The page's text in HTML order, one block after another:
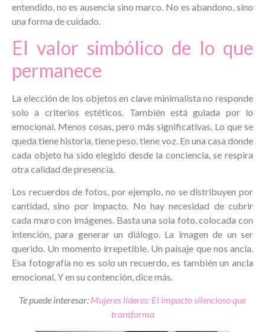
entendido, no es ausencia sino marco. No es abandono, sino
una forma de cuidado.
El valor simbólico de lo que
permanece
La elección de los objetos en clave minimalista no responde
solo a criterios estéticos. También está guiada por lo
emocional. Menos cosas, pero más significativas. Lo que se
queda tiene historia, tiene peso, tiene voz. En una casa donde
cada objeto ha sido elegido desde la conciencia, se respira
otra calidad de presencia.
Los recuerdos de fotos, por ejemplo, no se distribuyen por
cantidad, sino por impacto. No hay necesidad de cubrir
cada muro con imágenes. Basta una sola foto, colocada con
intención, para generar un diálogo. La imagen de un ser
querido. Un momento irrepetible. Un paisaje que nos ancla.
Esa fotografía no es solo un recuerdo, es también un ancla
emocional. Y en su contención, dice más.
Te puede interesar: Mujeres líderes: El impacto silencioso que
transforma